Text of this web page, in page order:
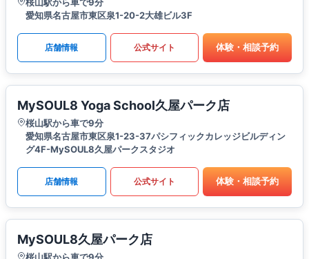
愛知県名古屋市東区泉1-20-2大雄ビル3F
店舗情報 公式サイト 体験・相談予約
MySOUL8 Yoga School久屋パーク店
桜山駅から車で9分
愛知県名古屋市東区泉1-23-37パシフィックカレッジビルディン
グ4F-MySOUL8久屋パークスタジオ
店舗情報 公式サイト 体験・相談予約
MySOUL8久屋パーク店